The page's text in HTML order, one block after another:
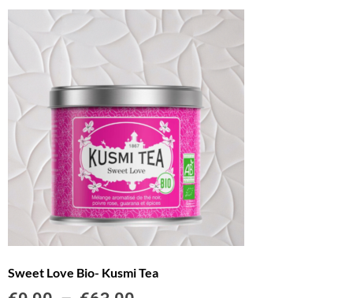
Sweet Love Bio- Kusmi Tea